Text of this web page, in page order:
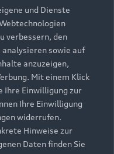
und Dienste
verbessern, den
sowie auf
anzuzeigen,
Mit einem Klick
Ihre Einwilligung zur
Ihre Einwilligung
widerrufen.
Hinweise zur
Daten finden Sie